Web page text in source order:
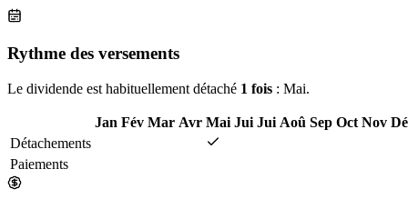
Rythme des versements
Le dividende est habituellement détaché 1 fois : Mai.
Jan Fév Mar Avr Mai Jui Jui Aoû Sep Oct Nov
Détachements
Paiements